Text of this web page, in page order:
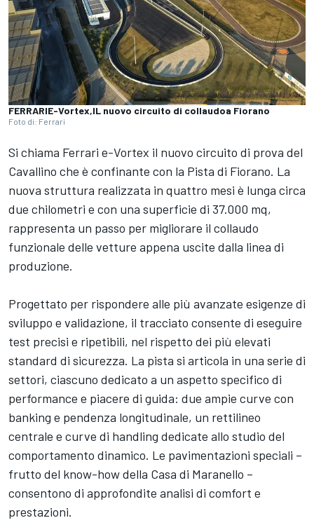
FERRARIE-Vortex,IL nuovo circuito di collaudoa Fiorano
Foto di: Ferrari
Si chiama Ferrari e-Vortex il nuovo circuito di prova del
Cavallino che è confinante con la Pista di Fiorano. La
nuova struttura realizzata in quattro mesi è lunga circa
due chilometri e con una superficie di 37.000 mq,
rappresenta un passo per migliorare il collaudo
funzionale delle vetture appena uscite dalla linea di
produzione.
Progettato per rispondere alle più avanzate esigenze di
sviluppo e validazione, il tracciato consente di eseguire
test precisi e ripetibili, nel rispetto dei più elevati
standard di sicurezza. La pista si articola in una serie di
settori, ciascuno dedicato a un aspetto specifico di
performance e piacere di guida: due ampie curve con
banking e pendenza longitudinale, un rettilineo
centrale e curve di handling dedicate allo studio del
comportamento dinamico. Le pavimentazioni speciali –
frutto del know-how della Casa di Maranello –
consentono di approfondite analisi di comfort e
prestazioni.